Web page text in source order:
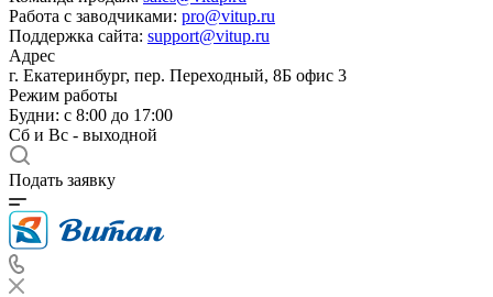
Работа с заводчиками: pro@vitup.ru
Поддержка сайта: support@vitup.ru
Адрес
г. Екатеринбург, пер. Переходный, 8Б офис 3
Режим работы
Будни: с 8:00 до 17:00
Сб и Вс - выходной
Подать заявку